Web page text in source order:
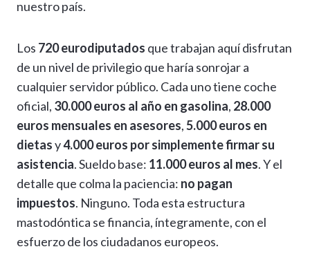
nuestro país.
Los 720 eurodiputados que trabajan aquí disfrutan
de un nivel de privilegio que haría sonrojar a
cualquier servidor público. Cada uno tiene coche
oficial, 30.000 euros al año en gasolina, 28.000
euros mensuales en asesores,5.000 euros en
dietasy4.000 euros por simplemente firmar su
asistencia. Sueldo base: 11.000 euros al mes. Y el
detalle que colma la paciencia: no pagan
impuestos. Ninguno. Toda esta estructura
mastodóntica se financia, íntegramente, con el
esfuerzo de los ciudadanos europeos.